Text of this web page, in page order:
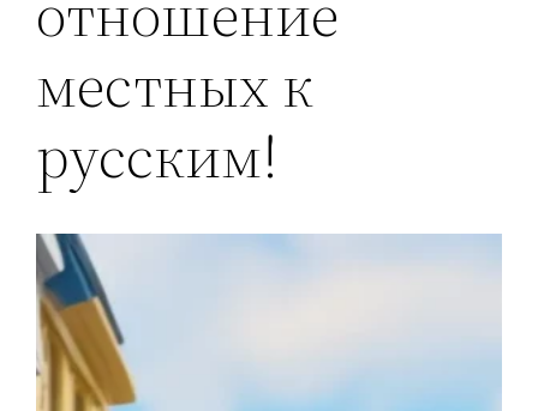
местных к
русским!